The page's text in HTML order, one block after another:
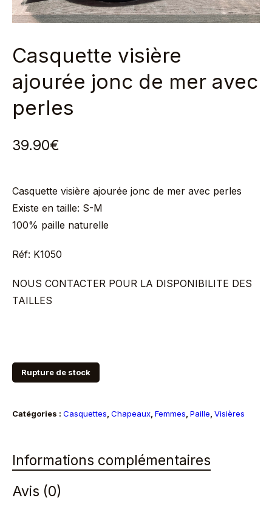
Casquette visière
ajourée jonc de mer avec
perles
39.90€
Casquette visière ajourée jonc de mer avec perles
Existe en taille: S-M
100% paille naturelle
Réf: K1050
NOUS CONTACTER POUR LA DISPONIBILITE DES
TAILLES
Rupture de stock
Catégories : Casquettes Chapeaux Femmes Paille Visières
Informations complémentaires
Avis (0)